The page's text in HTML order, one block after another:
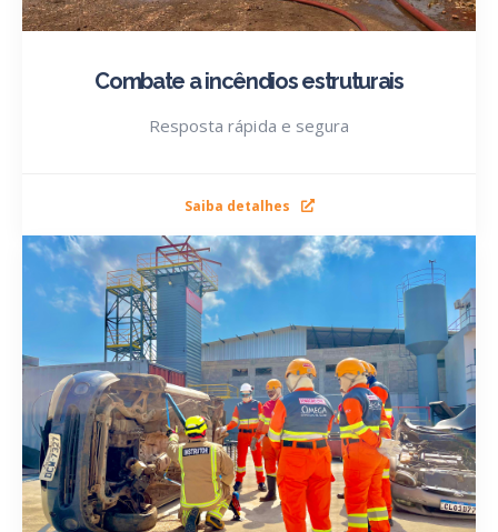
Combate a incêndios estruturais
Resposta rápida e segura
Saiba detalhes